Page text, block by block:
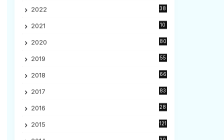
2022
38
2021
10
2020
80
2019
55
2018
66
2017
83
2016
28
2015
121